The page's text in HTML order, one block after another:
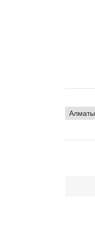
Алматы